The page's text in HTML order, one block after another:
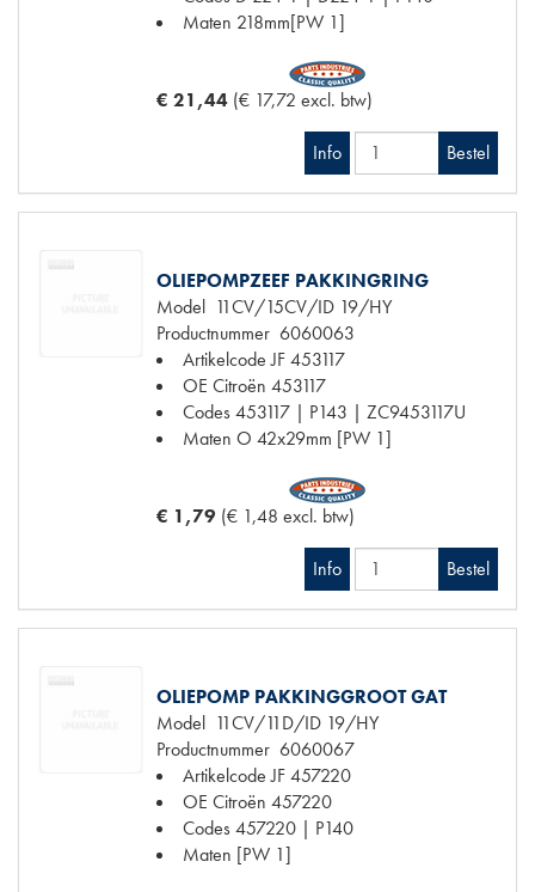
Maten 218mm[PW 1]
€ 21,44 (€ 17,72 excl. btw)
Info Bestel
OLIEPOMPZEEF PAKKINGRING
Model 11CV/15CV/ID 19/HY
Productnummer 6060063
Artikelcode JF453117
OE Citroën 453117
Codes453117 | P143 | ZC9453117U
Maten O 42x29mm [PW 1]
€ 1,79 (€ 1,48 excl. btw)
Info Bestel
OLIEPOMP PAKKINGGROOT GAT
Model 11CV/11D/ID 19/HY
Productnummer 6060067
Artikelcode JF457220
OE Citroën 457220
Codes457220 | P140
Maten [PW 1]